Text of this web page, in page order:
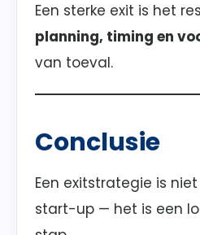
Een sterke exit is het
planning, timing en
van toeval.
Conclusie
Een exitstrategie is
start-up — het is een